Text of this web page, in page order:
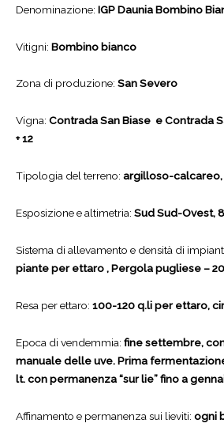
Denominazione: IGP Daunia Bombino
Vitigni: Bombino bianco
Zona di produzione: San Severo
Vigna: Contrada San Biase e Contrada
+ 12
Tipologia del terreno: argilloso-
Esposizione e altimetria: Sud Sud-Ovest,
Sistema di allevamento e densità di
piante per ettaro , Pergola pugliese –
Resa per ettaro: 100-120 q.li per ettaro,
Epoca di vendemmia: fine settembre,
manuale delle uve. Prima
lt. con permanenza “sur lie” fino a
Affinamento e permanenza sui lieviti: ogni